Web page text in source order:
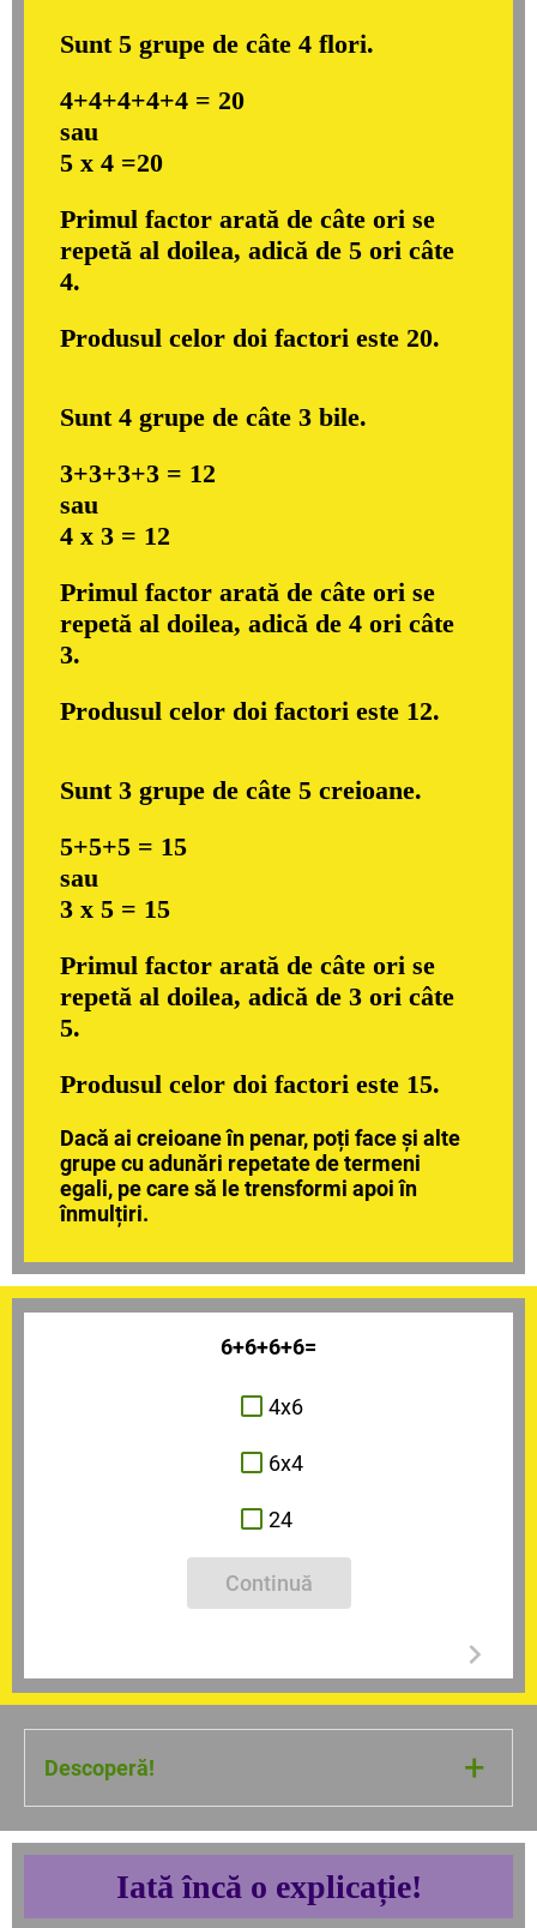
Sunt 5 grupe de câte 4 flori.
4+4+4+4+4 = 20
sau
5 x 4 =20
Primul factor arată de câte ori se
repetă al doilea, adică de 5 ori câte
4.
Produsul celor doi factori este 20.
Sunt 4 grupe de câte 3 bile.
3+3+3+3 = 12
sau
4 x 3 = 12
Primul factor arată de câte ori se
repetă al doilea, adică de 4 ori câte
3.
Produsul celor doi factori este 12.
Sunt 3 grupe de câte 5 creioane.
5+5+5 = 15
sau
3 x 5 = 15
Primul factor arată de câte ori se
repetă al doilea, adică de 3 ori câte
5.
Produsul celor doi factori este 15.
Dacă ai creioane în penar, poți face și alte
grupe cu adunări repetate de termeni
egali, pe care să le trensformi apoi în
înmulțiri.
6+6+6+6=
4x6
6x4
24
Continuă
Descoperă! +
Felicitări! Operația de înmulțire nu mai este
ceva necunoscut pentru tine!
Iată încă o explicație!